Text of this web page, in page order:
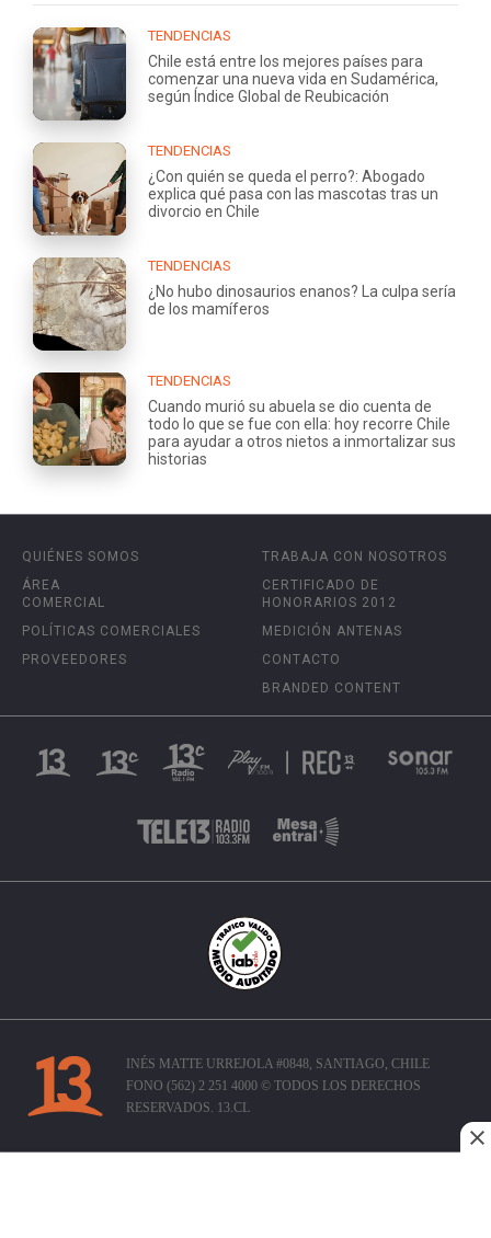
TENDENCIAS
Chile está entre los mejores países para
comenzar una nueva vida en Sudamérica,
según Índice Global de Reubicación
TENDENCIAS
¿Con quién se queda el perro?: Abogado
explica qué pasa con las mascotas tras un
divorcio en Chile
TENDENCIAS
¿No hubo dinosaurios enanos? La culpa sería
de los mamíferos
TENDENCIAS
Cuando murió su abuela se dio cuenta de
todo lo que se fue con ella: hoy recorre Chile
para ayudar a otros nietos a inmortalizar sus
historias
QUIÉNES SOMOS
ÁREA
COMERCIAL
POLÍTICAS COMERCIALES
PROVEEDORES
TRABAJA CON NOSOTROS
CERTIFICADO DE
HONORARIOS 2012
MEDICIÓN ANTENAS
CONTACTO
BRANDED CONTENT
INÉS MATTE URREJOLA #0848, SANTIAGO, CHILE
FONO (562) 2 251 4000 © TODOS LOS DERECHOS
RESERVADOS. 13.CL